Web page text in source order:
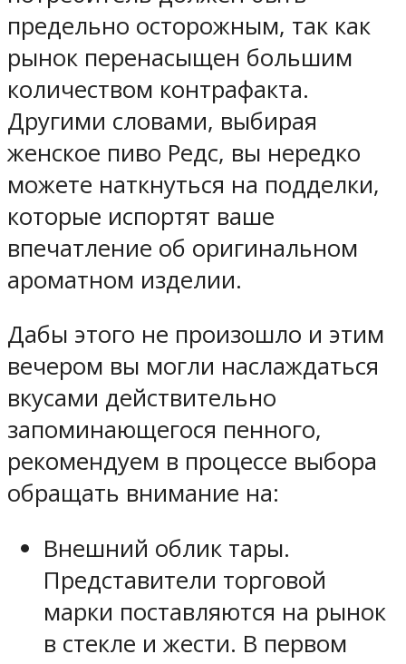
предельно осторожным, так как
рынок перенасыщен большим
количеством контрафакта.
Другими словами, выбирая
женское пиво Редс, вы нередко
можете наткнуться на подделки,
которые испортят ваше
впечатление об оригинальном
ароматном изделии.
Дабы этого не произошло и этим
вечером вы могли наслаждаться
вкусами действительно
запоминающегося пенного,
рекомендуем в процессе выбора
обращать внимание на:
Внешний облик тары.
Представители торговой
марки поставляются на рынок
в стекле и жести. В первом